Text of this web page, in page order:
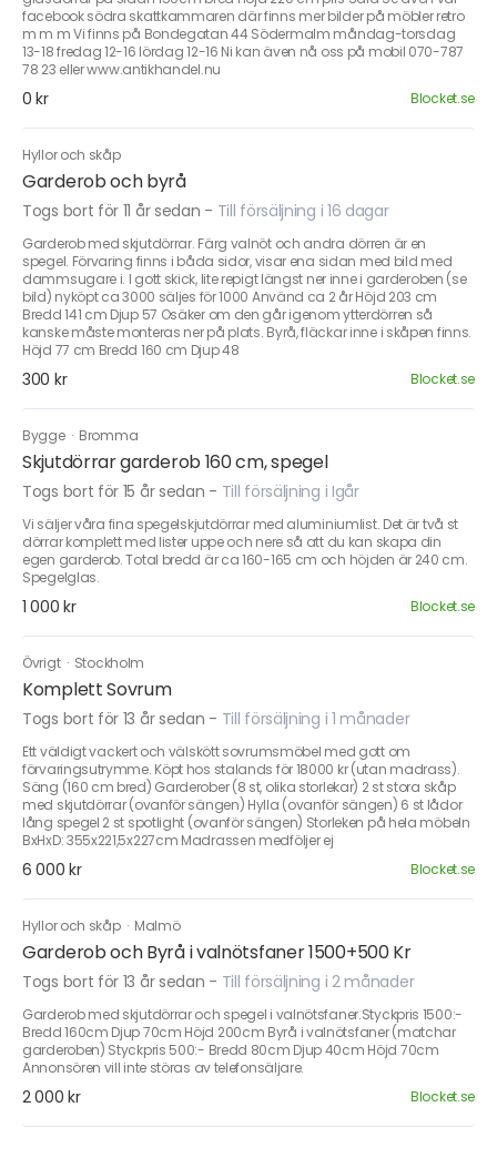
facebook södra skattkammaren där finns mer bilder på möbler retro
m m m Vi finns på Bondegatan 44 Södermalm måndag-torsdag
13-18 fredag 12-16 lördag 12-16 Ni kan även nå oss på mobil 070-787
78 23 eller www.antikhandel.nu
0 kr Blocket.se
Hyllor och skåp
Garderob och byrå
Togs bort för 11 år sedan - Till försäljning i 16 dagar
Garderob med skjutdörrar. Färg valnöt och andra dörren är en
spegel. Förvaring finns i båda sidor, visar ena sidan med bild med
dammsugare i. I gott skick, lite repigt längst ner inne i garderoben (se
bild) nyköpt ca 3000 säljes för 1000 Använd ca 2 år Höjd 203 cm
Bredd 141 cm Djup 57 Osäker om den går igenom ytterdörren så
kanske måste monteras ner på plats. Byrå, fläckar inne i skåpen finns.
Höjd 77 cm Bredd 160 cm Djup 48
300 kr Blocket.se
Bygge · Bromma
Skjutdörrar garderob 160 cm, spegel
Togs bort för 15 år sedan - Till försäljning i Igår
Vi säljer våra fina spegelskjutdörrar med aluminiumlist. Det är två st
dörrar komplett med lister uppe och nere så att du kan skapa din
egen garderob. Total bredd är ca 160-165 cm och höjden är 240 cm.
Spegelglas.
1 000 kr Blocket.se
Övrigt · Stockholm
Komplett Sovrum
Togs bort för 13 år sedan - Till försäljning i 1 månader
Ett väldigt vackert och välskött sovrumsmöbel med gott om
förvaringsutrymme. Köpt hos stalands för 18000 kr (utan madrass).
Säng (160 cm bred) Garderober (8 st, olika storlekar) 2 st stora skåp
med skjutdörrar (ovanför sängen) Hylla (ovanför sängen) 6 st lådor
lång spegel 2 st spotlight (ovanför sängen) Storleken på hela möbeln
BxHxD: 355x221,5x227cm Madrassen medföljer ej
6 000 kr Blocket.se
Hyllor och skåp · Malmö
Garderob och Byrå i valnötsfaner 1500+500 Kr
Togs bort för 13 år sedan - Till försäljning i 2 månader
Garderob med skjutdörrar och spegel i valnötsfaner.Styckpris 1500:-
Bredd 160cm Djup 70cm Höjd 200cm Byrå i valnötsfaner (matchar
garderoben) Styckpris 500:- Bredd 80cm Djup 40cm Höjd 70cm
Annonsören vill inte störas av telefonsäljare.
2 000 kr Blocket.se